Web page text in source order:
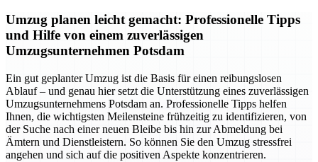
Umzug planen leicht gemacht: Professionelle Tipps
und Hilfe von einem zuverlässigen
Umzugsunternehmen Potsdam
Ein gut geplanter Umzug ist die Basis für einen reibungslosen
Ablauf – und genau hier setzt die Unterstützung eines zuverlässigen
Umzugsunternehmens Potsdam an. Professionelle Tipps helfen
Ihnen, die wichtigsten Meilensteine frühzeitig zu identifizieren, von
der Suche nach einer neuen Bleibe bis hin zur Abmeldung bei
Ämtern und Dienstleistern. So können Sie den Umzug stressfrei
angehen und sich auf die positiven Aspekte konzentrieren.